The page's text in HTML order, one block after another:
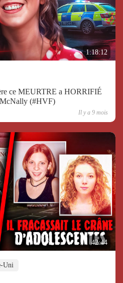
1:18:12
ce MEURTRE a HORRIFIÉ
McNally (#HVF)
Il y a 9 mois
42:44
Uni